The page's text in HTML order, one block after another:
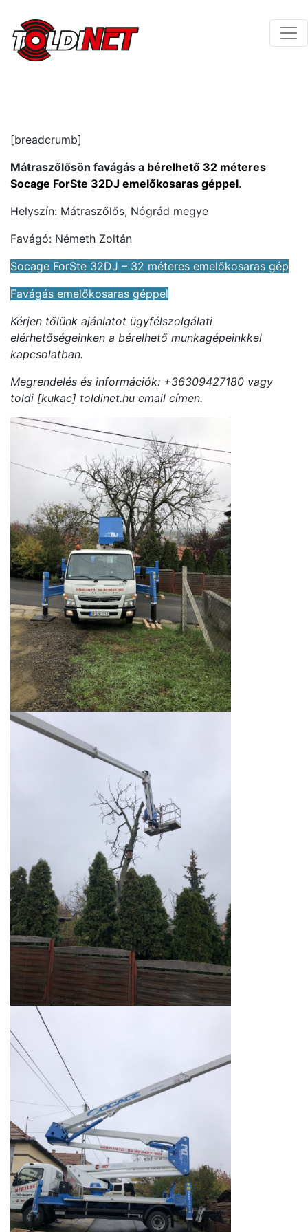
[breadcrumb]
Mátraszőlősön favágás a bérelhető 32 méteres
Socage ForSte 32DJ emelőkosaras géppel.
Helyszín: Mátraszőlős, Nógrád megye
Favágó: Németh Zoltán
Socage ForSte 32DJ – 32 méteres emelőkosaras gép
Favágás emelőkosaras géppel
Kérjen tőlünk ajánlatot ügyfélszolgálati
elérhetőségeinken a bérelhető munkagépeinkkel
kapcsolatban.
Megrendelés és információk: +36309427180 vagy
toldi [kukac] toldinet.hu email címen.